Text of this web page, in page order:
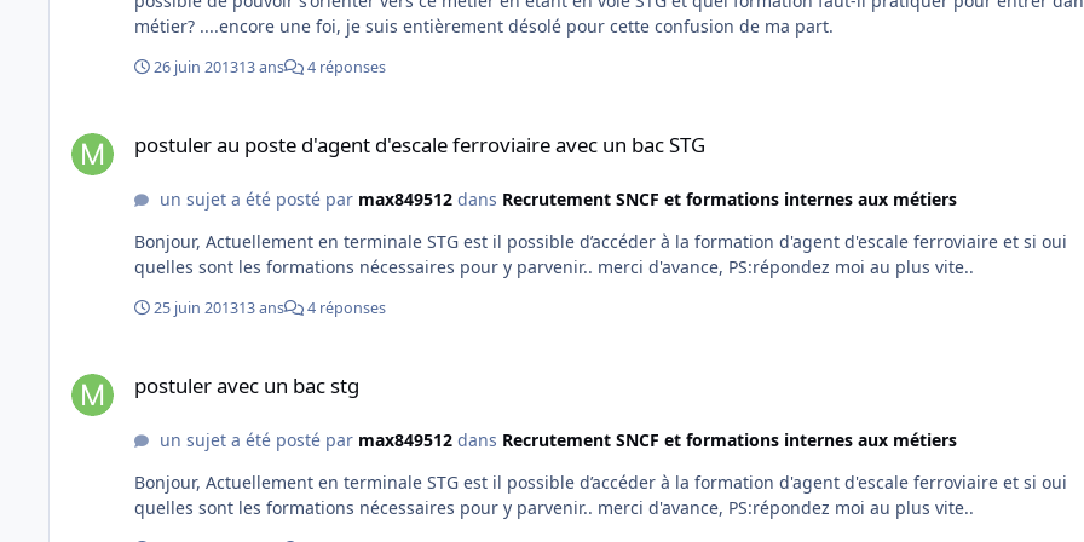
métier? ....encore une foi, je suis entièrement désolé pour cette confusion de ma part.
26 juin 201313 ans 4 réponses
postuler au poste d'agent d'escale ferroviaire avec un bac STG
un sujet a été posté par max849512dans Recrutement SNCF et formations internes aux métiers
Bonjour, Actuellement en terminale STG est il possible d’accéder à la formation d'agent d'escale ferroviaire et si oui
quelles sont les formations nécessaires pour y parvenir.. merci d'avance, PS:répondez moi au plus vite..
25 juin 201313 ans 4 réponses
postuler avec un bac stg
un sujet a été posté par max849512dans Recrutement SNCF et formations internes aux métiers
Bonjour, Actuellement en terminale STG est il possible d’accéder à la formation d'agent d'escale ferroviaire et si oui
quelles sont les formations nécessaires pour y parvenir.. merci d'avance, PS:répondez moi au plus vite..